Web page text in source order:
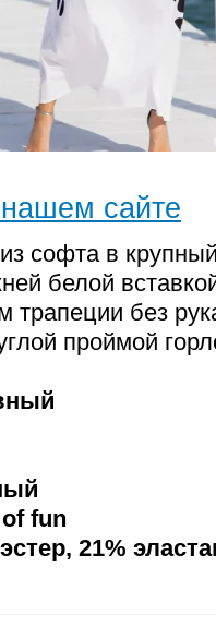
сайте
софта в
белой
трапеции без
проймой
fun
21%